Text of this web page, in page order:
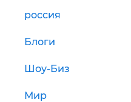
россия
Блоги
Шоу-Биз
Мир